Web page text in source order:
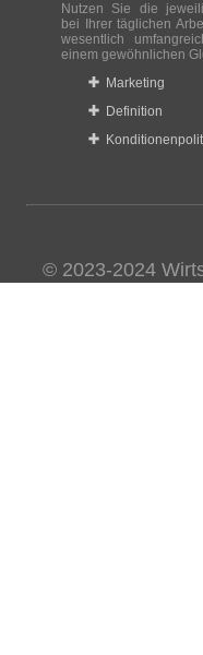
Nutzen Sie die
bei Ihrer täglichen
wesentlich
einem gewöhnlichen
Marketing
Definition
© 2023-2024